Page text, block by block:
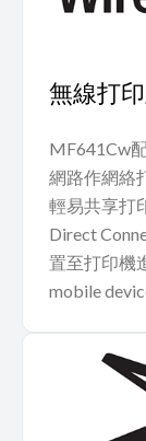
無線打
MF641Cw
網路作網絡
輕易共享打
Direct
置至打印機
mobile